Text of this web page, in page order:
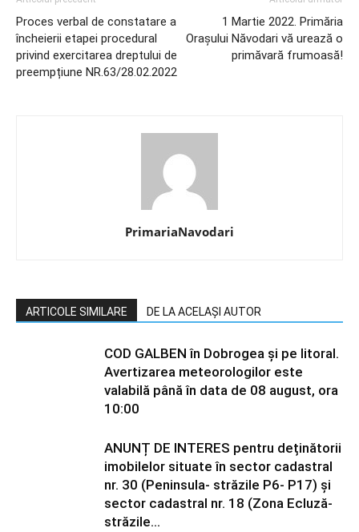
Proces verbal de constatare a
încheierii etapei procedural
privind exercitarea dreptului de
preempțiune NR.63/28.02.2022
1 Martie 2022. Primăria
Orașului Năvodari vă urează o
primăvară frumoasă!
PrimariaNavodari
ARTICOLE SIMILARE DE LA ACELAȘI AUTOR
COD GALBEN în Dobrogea și pe litoral.
Avertizarea meteorologilor este
valabilă până în data de 08 august, ora
10:00
ANUNȚ DE INTERES pentru deținătorii
imobilelor situate în sector cadastral
nr. 30 (Peninsula- străzile P6- P17) și
sector cadastral nr. 18 (Zona Ecluză-
străzile...